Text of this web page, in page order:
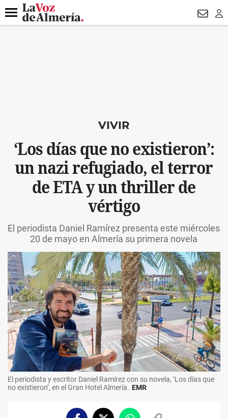
DESTACADO
Menú
VIVIR
‘Los días que no existieron’:
un nazi refugiado, el terror
de ETA y un thriller de
vértigo
El periodista Daniel Ramírez presenta este miércoles
20 de mayo en Almería su primera novela
El periodista y escritor Daniel Ramírez con su novela, ‘Los días que
no existieron’, en el Gran Hotel Almería. EMR